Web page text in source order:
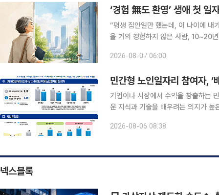
‘경험 無도 환영’ 생애 첫 일
“평생 집안일만 했는데, 이 나이에 내
을 거의 경험하지 않은 사람, 10~20
에게 필요한 것은 ‘용기를 내라’는 말
2026-08-07 06:00
민간형 노인일자리 참여자, ‘
기업이나 시장에서 수익을 창출하는
운 지식과 기술을 배우려는 의지가 높
력개발원은 ‘한국 어르신의 일과 삶
2026-08-06 08:38
넥스블록